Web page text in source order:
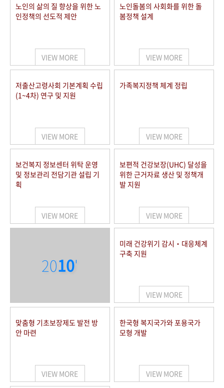
노인의 삶의 질 향상을 위한 노
인정책의 선도적 제안
VIEW MORE
노인돌봄의 사회화를 위한 돌
봄정책 설계
VIEW MORE
저출산고령사회 기본계획 수립
(1~4차) 연구 및 지원
VIEW MORE
가족복지정책 체계 정립
VIEW MORE
보건복지 정보센터 위탁 운영
및 정보관리 전담기관 설립 기
획
VIEW MORE
보편적 건강보장(UHC) 달성을
위한 근거자료 생산 및 정책개
발 지원
VIEW MORE
2010'
미래 건강위기 감시‧대응체계
구축 지원
VIEW MORE
맞춤형 기초보장제도 발전 방
안 마련
VIEW MORE
한국형 복지국가와 포용국가
모형 개발
VIEW MORE